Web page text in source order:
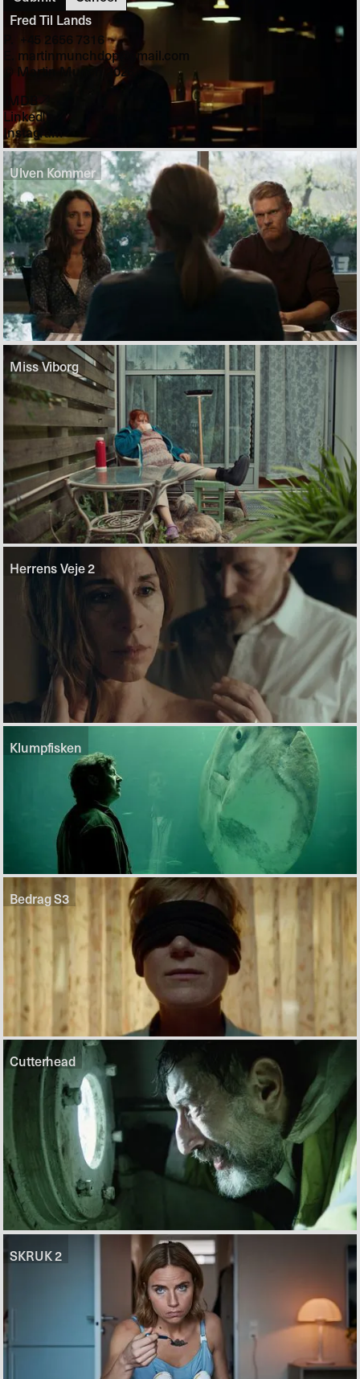
P. +45 2656 7316‬
E. martinmunchdop@gmail.com
© Martin Munch 2026
IMDB
LinkedIn
Instagram
Fred Til Lands
Ulven Kommer
Miss Viborg
Herrens Veje 2
Klumpfisken
Bedrag S3
Cutterhead
SKRUK 2